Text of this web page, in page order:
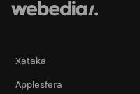
Xataka
Applesfera